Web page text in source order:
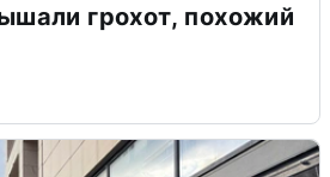
грохот, похожий